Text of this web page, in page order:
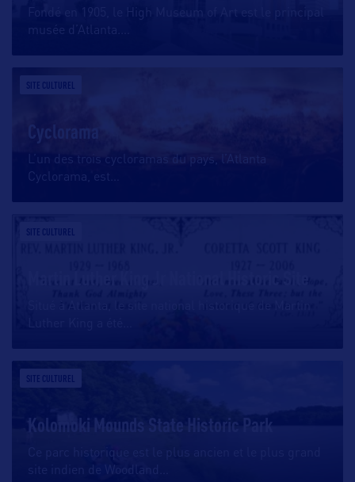
Fondé en 1905, le High Museum of Art est le principal
musée d’Atlanta.
SITE CULTUREL
Cyclorama
L’un des trois cycloramas du pays, l’Atlanta
Cyclorama, est
SITE CULTUREL
SITE CULTUREL
Kolomoki Mounds State Historic Park
Ce parc historique est le plus ancien et le plus grand
site indien de Woodland